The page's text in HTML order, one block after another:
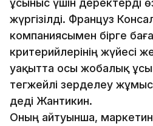
ұсыныс үшін деректерді
жүргізілді. Француз
компаниясымен бірге
критерийлерінің жүйесі
уақытта осы жобалық
тегжейлі зерделеу
деді Жантикин.
Оның айтуынша,